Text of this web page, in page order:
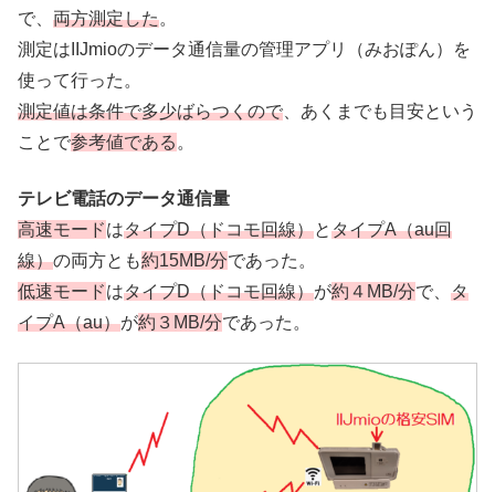
で、 両方測定した。
測定はIIJmioのデータ通信量の管理アプリ（みおぽん）を
使って行った。
測定値は条件で多少ばらつくので 、あくまでも目安という
ことで参考値である 。
テレビ電話のデータ通信量
高速モードはタイプD（ドコモ回線）とタイプA（au回
線）の両方とも約15MB/分であった。
低速モードはタイプD（ドコモ回線）が約４MB/分で、 タ
イプA（au）が約３MB/分であった。